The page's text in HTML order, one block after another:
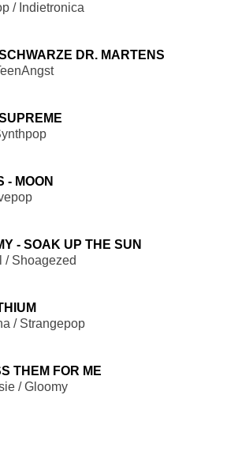
/ Indietronica
DR. MARTENS
- MOON
- SOAK UP THE SUN
/ Shoagezed
/ Strangepop
THEM FOR ME
/ Gloomy